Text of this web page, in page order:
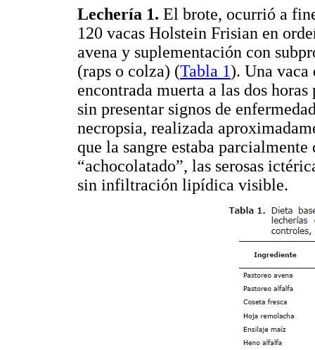
Lechería 1. El brote, ocurrió a
120 vacas Holstein Frisian en
avena y suplementación con
(raps o colza) (Tabla 1). Una vaca
encontrada muerta a las dos
sin presentar signos de
necropsia, realizada
que la sangre estaba
“achocolatado”, las serosas
sin infiltración lipídica visible.